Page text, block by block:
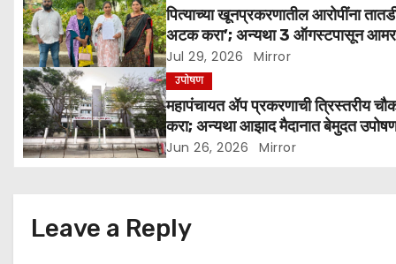
a
t
i
o
पित्याच्या खूनप्रकरणातील आरोपींना
अटक करा’; अन्यथा 3 ऑगस्टपासून
उपोषणाचा इशारा
Jul 29, 2026 Mirror
उपोषण
महापंचायत ॲप प्रकरणाची त्रिस्तरीय
करा; अन्यथा आझाद मैदानात बेमुदत
Jun 26, 2026 Mirror
Leave a Reply